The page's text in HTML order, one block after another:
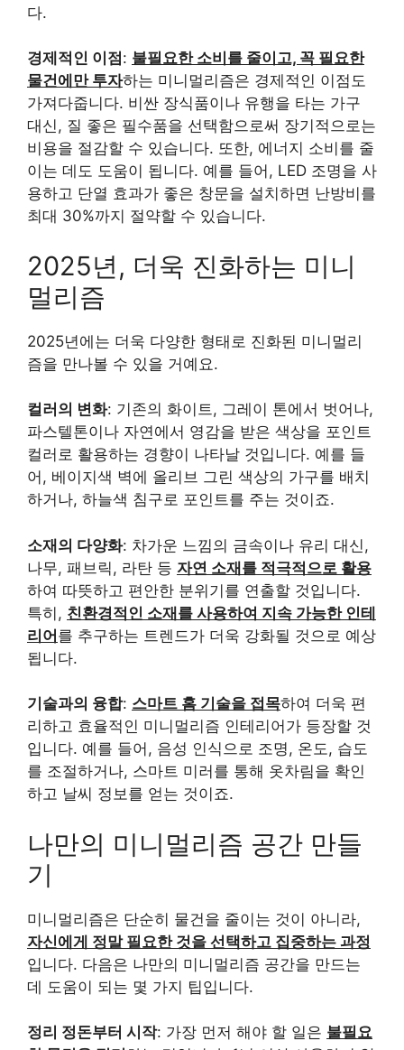
다.
경제적인 이점 : 불필요한 소비를 줄이고, 꼭 필요한
물건에만 투자하는 미니멀리즘은 경제적인 이점도
가져다줍니다. 비싼 장식품이나 유행을 타는 가구
대신, 질 좋은 필수품을 선택함으로써 장기적으로는
비용을 절감할 수 있습니다. 또한, 에너지 소비를 줄
이는 데도 도움이 됩니다. 예를 들어, LED 조명을 사
용하고 단열 효과가 좋은 창문을 설치하면 난방비를
최대 30%까지 절약할 수 있습니다.
2025년, 더욱 진화하는 미니
멀리즘
2025년에는 더욱 다양한 형태로 진화된 미니멀리
즘을 만나볼 수 있을 거예요.
컬러의 변화: 기존의 화이트, 그레이 톤에서 벗어나,
파스텔톤이나 자연에서 영감을 받은 색상을 포인트
컬러로 활용하는 경향이 나타날 것입니다. 예를 들
어, 베이지색 벽에 올리브 그린 색상의 가구를 배치
하거나, 하늘색 침구로 포인트를 주는 것이죠.
소재의 다양화: 차가운 느낌의 금속이나 유리 대신,
나무, 패브릭, 라탄 등 자연 소재를 적극적으로 활용
하여 따뜻하고 편안한 분위기를 연출할 것입니다.
특히, 친환경적인 소재를 사용하여 지속 가능한 인테
리어를 추구하는 트렌드가 더욱 강화될 것으로 예상
됩니다.
기술과의 융합: 스마트 홈 기술을 접목하여 더욱 편
리하고 효율적인 미니멀리즘 인테리어가 등장할 것
입니다. 예를 들어, 음성 인식으로 조명, 온도, 습도
를 조절하거나, 스마트 미러를 통해 옷차림을 확인
하고 날씨 정보를 얻는 것이죠.
나만의 미니멀리즘 공간 만들
기
미니멀리즘은 단순히 물건을 줄이는 것이 아니라,
자신에게 정말 필요한 것을 선택하고 집중하는 과정
입니다. 다음은 나만의 미니멀리즘 공간을 만드는
데 도움이 되는 몇 가지 팁입니다.
정리 정돈부터 시작: 가장 먼저 해야 할 일은 불필요